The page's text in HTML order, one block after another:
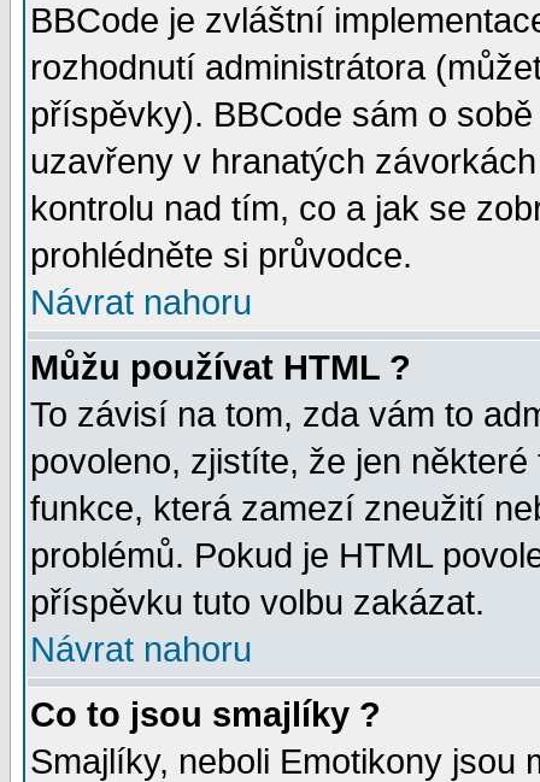
BBCode je zvláštní
rozhodnutí administrátora
příspěvky). BBCode sám o
uzavřeny v hranatých
kontrolu nad tím, co a jak se
prohlédněte si průvodce.
Návrat nahoru
Můžu používat HTML ?
To závisí na tom, zda vám to
povoleno, zjistíte, že jen
funkce, která zamezí zneužití
problémů. Pokud je HTML
příspěvku tuto volbu zakázat.
Návrat nahoru
Co to jsou smajlíky ?
Smajlíky, neboli Emotikony jsou